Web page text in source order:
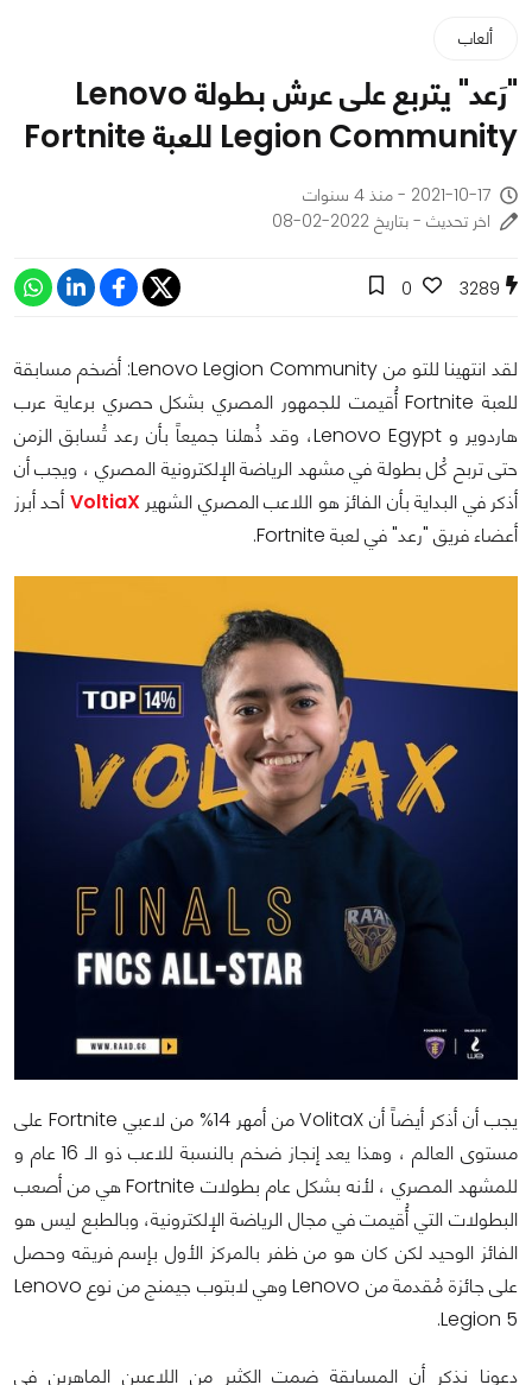
ألعاب
"رَعد" يتربع على عرش بطولة Lenovo
Legion Community للعبة Fortnite
2021-10-17 - منذ 4 سنوات
اخر تحديث - بتاريخ 2022-02-08
3289
0
لقد انتهينا للتو من Lenovo Legion Community: أضخم مسابقة
للعبة Fortnite أُقيمت للجمهور المصري بشكل حصري برعاية عرب
هاردوير و Lenovo Egypt، وقد ذُهلنا جميعاً بأن رعد تُسابق الزمن
حتى تربح كُل بطولة في مشهد الرياضة الإلكترونية المصري ، ويجب أن
أذكر في البداية بأن الفائز هو اللاعب المصري الشهيرVoltiaX أحد أبرز
أعضاء فريق "رعد" في لعبة Fortnite.
يجب أن أذكر أيضاً أن VolitaX من أمهر 14% من لاعبي Fortnite على
مستوى العالم ، وهذا يعد إنجاز ضخم بالنسبة للاعب ذو الـ 16 عام و
للمشهد المصري ، لأنه بشكل عام بطولات Fortnite هي من أصعب
البطولات التي أُقيمت في مجال الرياضة الإلكترونية، وبالطبع ليس هو
الفائز الوحيد لكن كان هو من ظفر بالمركز الأول بإسم فريقه وحصل
على جائزة مُقدمة من Lenovo وهي لابتوب جيمنج من نوع Lenovo
Legion 5.
دعونا نذكر أن المسابقة ضمت الكثير من اللاعبين الماهرين في